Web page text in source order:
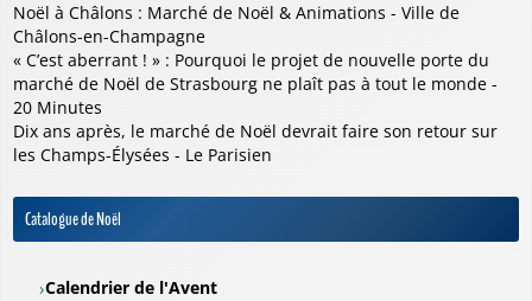
Noël à Châlons : Marché de Noël & Animations - Ville de
Châlons-en-Champagne
« C’est aberrant ! » : Pourquoi le projet de nouvelle porte du
marché de Noël de Strasbourg ne plaît pas à tout le monde -
20 Minutes
Dix ans après, le marché de Noël devrait faire son retour sur
les Champs-Élysées - Le Parisien
Catalogue de Noël
Calendrier de l'Avent